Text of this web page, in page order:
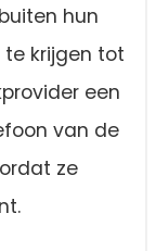
hun
krijgen tot
een
van de
ze